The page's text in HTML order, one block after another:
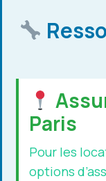
Paris
Pour les
options